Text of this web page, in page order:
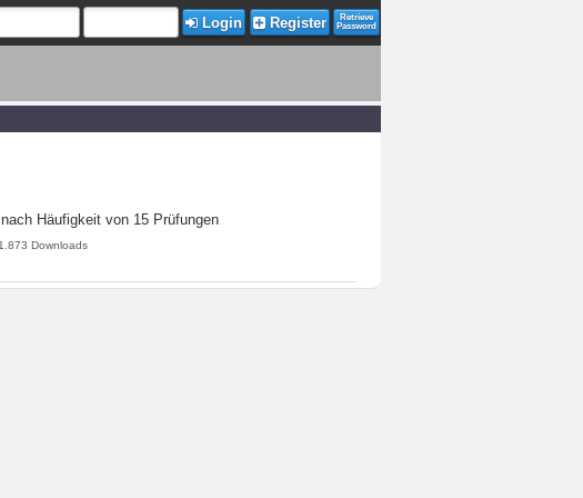
Login Register
Retrieve
Password
Häufigkeit von 15 Prüfungen
Downloads